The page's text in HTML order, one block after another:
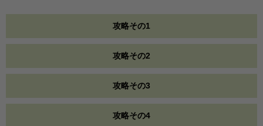
攻略その1
攻略その2
攻略その3
攻略その4